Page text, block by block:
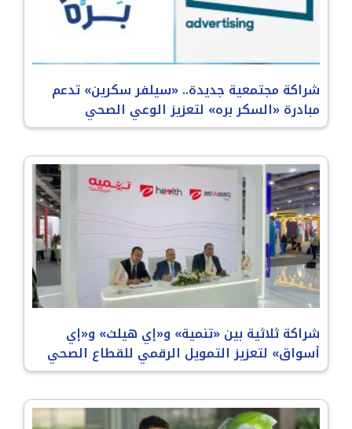
شراكة مجتمعية جديدة.. «سيلفر سكرين» تدعم
مبادرة «السكر بره» لتعزيز الوعي الصحي
شراكة ثلاثية بين «تنمية» و«إي هيلث» و«إي
أسواق» لتعزيز التمويل الرقمي للقطاع الصحي